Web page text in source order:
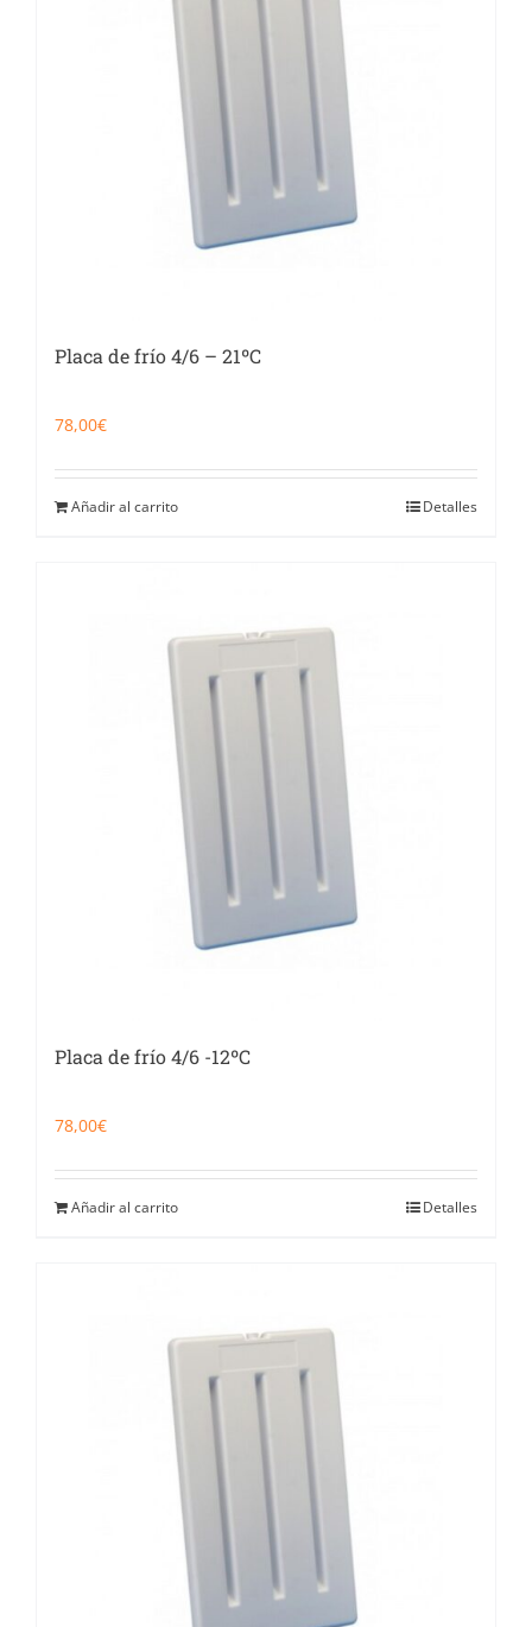
Placa de frío 4/6 – 21ºC
78,00€
Añadir al carrito Detalles
Placa de frío 4/6 -12ºC
78,00€
Añadir al carrito Detalles